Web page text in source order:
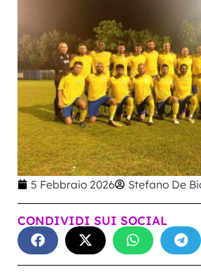
5 Febbraio 2026 Stefano De
CONDIVIDI SUI SOCIAL